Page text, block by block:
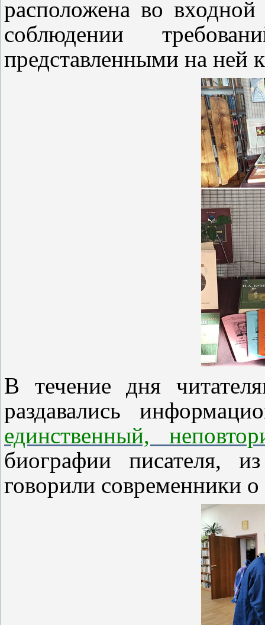
расположена во
соблюдении
представленными на ней
В течение дня
раздавались
единственный,
биографии писателя,
говорили современники